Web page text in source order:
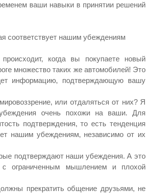
ваши навыки в принятии решений
соответствует нашим убеждениям
когда вы покупаете новый
множество таких же автомобилей! Это
информацию, подтверждающую вашу
или отдаляться от них? Я
очень похожи на ваши. Для
подтверждения, то есть тенденция
нашим убеждениям, независимо от их
подтверждают наши убеждения. А это
ограниченным мышлением и плохой
прекратить общение друзьями, не